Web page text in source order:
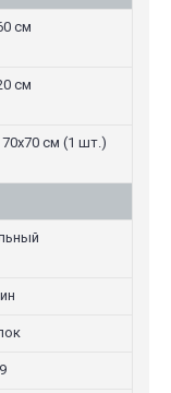
см
см
см (1 шт.)